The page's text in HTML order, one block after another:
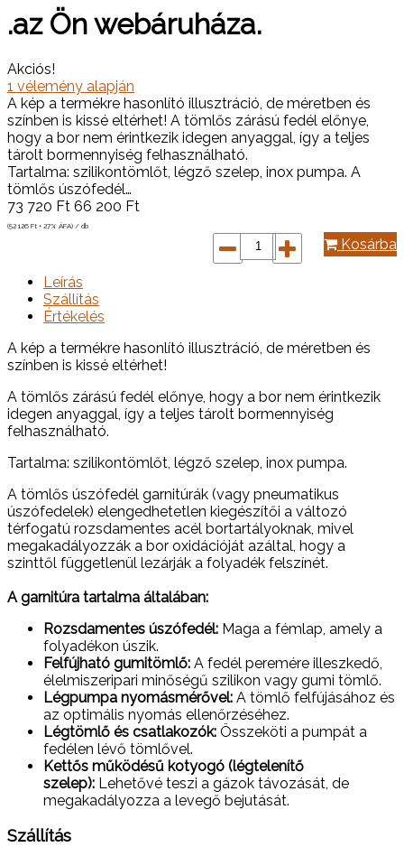
.az Ön webáruháza.
Akciós!
1 vélemény alapján
A kép a termékre hasonlító illusztráció, de méretben és
színben is kissé eltérhet! A tömlős zárású fedél előnye,
hogy a bor nem érintkezik idegen anyaggal, így a teljes
tárolt bormennyiség felhasználható.
Tartalma: szilikontömlőt, légző szelep, inox pumpa. A
tömlős úszófedél…
73 720 Ft 66 200 Ft
(52 126 Ft + 27% ÁFA) / db
Kosárba
Leírás
Szállítás
Értékelés
A kép a termékre hasonlító illusztráció, de méretben és
színben is kissé eltérhet!
A tömlős zárású fedél előnye, hogy a bor nem érintkezik
idegen anyaggal, így a teljes tárolt bormennyiség
felhasználható.
Tartalma: szilikontömlőt, légző szelep, inox pumpa.
A tömlős úszófedél garnitúrák (vagy pneumatikus
úszófedelek) elengedhetetlen kiegészítői a változó
térfogatú rozsdamentes acél bortartályoknak, mivel
megakadályozzák a bor oxidációját azáltal, hogy a
szinttől függetlenül lezárják a folyadék felszínét.
A garnitúra tartalma általában:
Rozsdamentes úszófedél: Maga a fémlap, amely a
folyadékon úszik.
Felfújható gumitömlő: A fedél peremére illeszkedő,
élelmiszeripari minőségű szilikon vagy gumi tömlő.
Légpumpa nyomásmérővel: A tömlő felfújásához és
az optimális nyomás ellenőrzéséhez.
Légtömlő és csatlakozók: Összeköti a pumpát a
fedélen lévő tömlővel.
Kettős működésű kotyogó (légtelenítő
szelep): Lehetővé teszi a gázok távozását, de
megakadályozza a levegő bejutását.
Szállítás